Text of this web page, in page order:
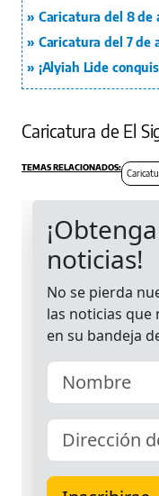
Caricatura del 8 de
Caricatura del 7 de
¡Alyiah Lide
Caricatura de El